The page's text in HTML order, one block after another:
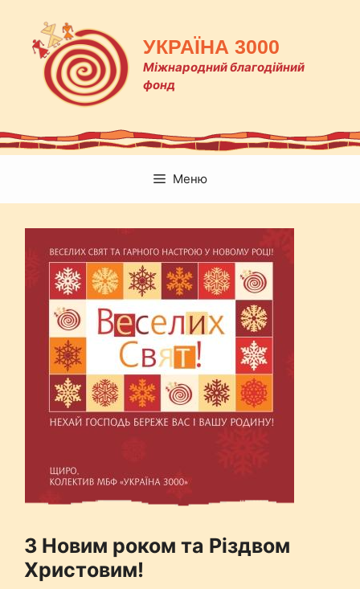
вмісту
УКРАЇНА 3000
Міжнародний благодійний
фонд
Меню
З Новим роком та Різдвом
Христовим!